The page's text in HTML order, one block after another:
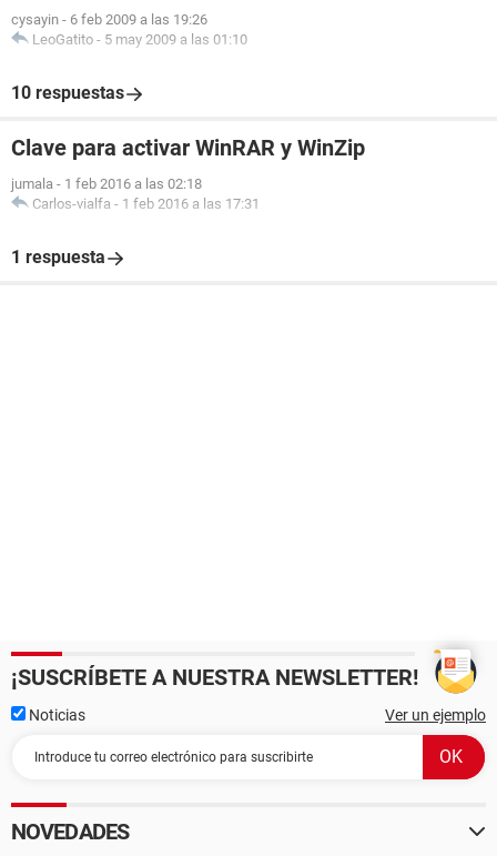
cysayin - 6 feb 2009 a las 19:26
LeoGatito - 5 may 2009 a las 01:10
10 respuestas
Clave para activar WinRAR y WinZip
jumala - 1 feb 2016 a las 02:18
Carlos-vialfa - 1 feb 2016 a las 17:31
1 respuesta
¡SUSCRÍBETE A NUESTRA NEWSLETTER!
Noticias Ver un ejemplo
NOVEDADES